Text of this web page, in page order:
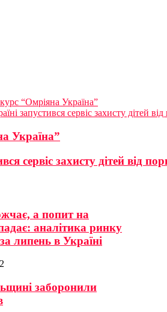
“Омріяна Україна”
запустився сервіс захисту дітей
Україна”
сервіс захисту дітей від
а попит на
аналітика ринку
липень в Україні
заборонили